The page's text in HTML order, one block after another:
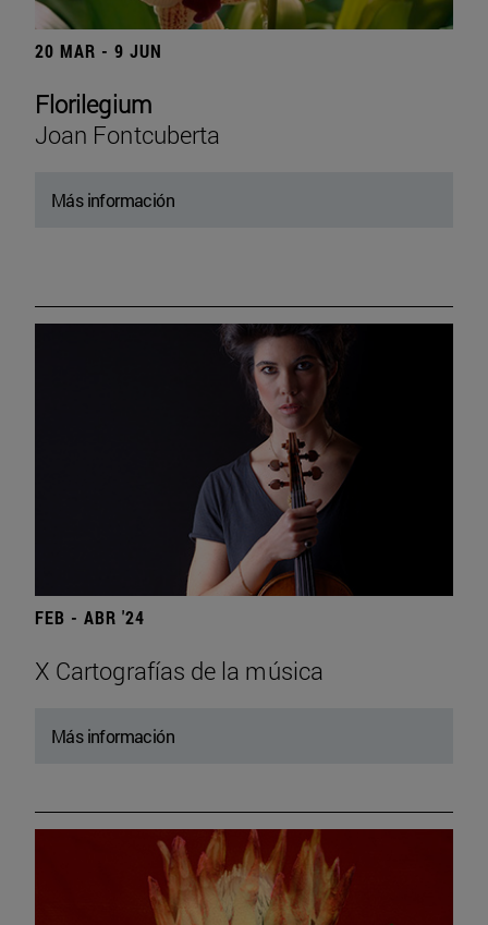
20 MAR - 9 JUN
Florilegium
Joan Fontcuberta
Más información
FEB - ABR '24
X Cartografías de la música
Más información